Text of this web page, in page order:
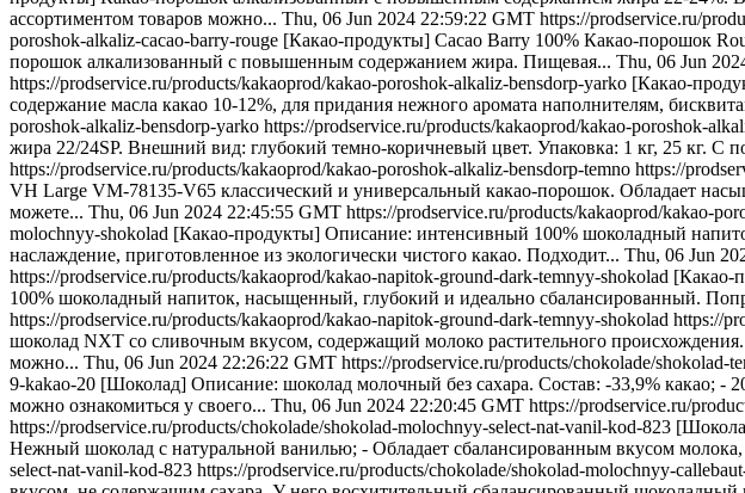
ассортиментом товаров можно... Thu, 06 Jun 2024 22:59:22 GMT https://prodservice.ru/
poroshok-alkaliz-cacao-barry-rouge [Какао-продукты] Cacao Barry 100% Какао-порошок
порошок алкализованный с повышенным содержанием жира. Пищевая... Thu, 06 Jun
https://prodservice.ru/products/kakaoprod/kakao-poroshok-alkaliz-bensdorp-yarko [Какао-
содержание масла какао 10-12%, для придания нежного аромата наполнителям,
poroshok-alkaliz-bensdorp-yarko https://prodservice.ru/products/kakaoprod/kakao-poroshok-
жира 22/24SP. Внешний вид: глубокий темно-коричневый цвет. Упаковка: 1 кг, 25 кг. С
https://prodservice.ru/products/kakaoprod/kakao-poroshok-alkaliz-bensdorp-temno https://
VH Large VM-78135-V65 классический и универсальный какао-порошок. Обладает
можете... Thu, 06 Jun 2024 22:45:55 GMT https://prodservice.ru/products/kakaoprod/kakao-
molochnyy-shokolad [Какао-продукты] Описание: интенсивный 100% шоколадный
наслаждение, приготовленное из экологически чистого какао. Подходит... Thu, 06 Jun
https://prodservice.ru/products/kakaoprod/kakao-napitok-ground-dark-temnyy-shokolad [Какао-
100% шоколадный напиток, насыщенный, глубокий и идеально сбалансированный.
https://prodservice.ru/products/kakaoprod/kakao-napitok-ground-dark-temnyy-shokolad https://
шоколад NXT со сливочным вкусом, содержащий молоко растительного
можно... Thu, 06 Jun 2024 22:26:22 GMT https://prodservice.ru/products/chokolade/shokolad-
9-kakao-20 [Шоколад] Описание: шоколад молочный без сахара. Состав: -33,9% какао; -
можно ознакомиться у своего... Thu, 06 Jun 2024 22:20:45 GMT https://prodservice.ru/
https://prodservice.ru/products/chokolade/shokolad-molochnyy-select-nat-vanil-kod-823
Нежный шоколад с натуральной ванилью; - Обладает сбалансированным вкусом молока,
select-nat-vanil-kod-823 https://prodservice.ru/products/chokolade/shokolad-molochnyy-